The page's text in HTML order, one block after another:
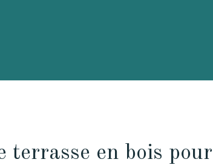
terrasse en bois pour